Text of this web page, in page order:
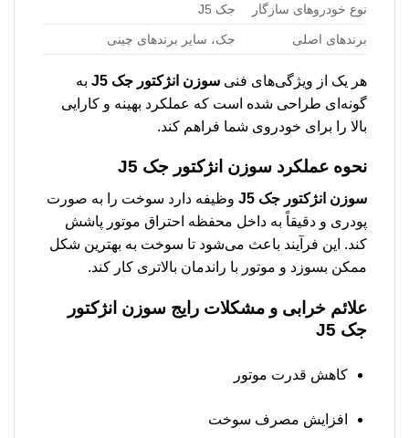
نوع خودروهای سازگار جک J5
برندهای اصلی جک، سایر برندهای چینی
هر یک از ویژگی‌های فنی سوزن انژکتور جک J5
به
گونه‌ای طراحی شده است که عملکرد بهینه و کارایی
بالا را برای خودروی شما فراهم کند.
نحوه عملکرد سوزن انژکتور جک J5
سوزن انژکتور جک J5
وظیفه دارد سوخت را به صورت
پودری و دقیقاً به داخل محفظه احتراق موتور پاشش
کند. این فرآیند باعث می‌شود تا سوخت به بهترین شکل
ممکن بسوزد و موتور با راندمان بالاتری کار کند.
علائم خرابی و مشکلات رایج سوزن انژکتور
جک J5
کاهش قدرت موتور
افزایش مصرف سوخت